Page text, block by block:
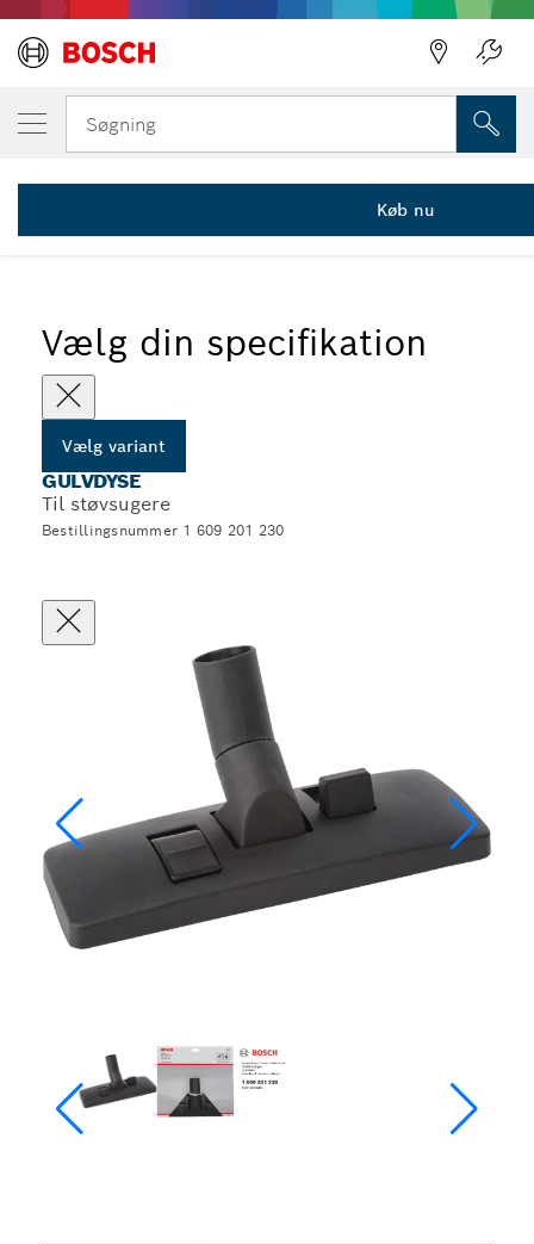
Søgning
... Gulvdyser til støvsugere
Vælg din specifikation
Vælg variant
GULVDYSE
Til støvsugere
Bestillingsnummer 1 609 201 230
DIN VALGTE VARIANT
Gulvdyse
1 609 201 230
Køb nu